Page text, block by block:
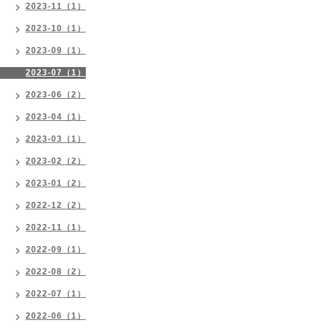
2023-11（1）
2023-10（1）
2023-09（1）
2023-07（1）
2023-06（2）
2023-04（1）
2023-03（1）
2023-02（2）
2023-01（2）
2022-12（2）
2022-11（1）
2022-09（1）
2022-08（2）
2022-07（1）
2022-06（1）